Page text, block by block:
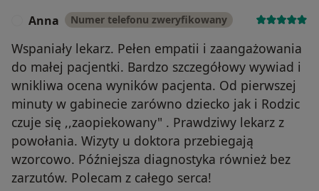
Anna Numer telefonu zweryfikowany
Wspaniały lekarz. Pełen empatii i zaangażowania
do małej pacjentki. Bardzo szczegółowy wywiad i
wnikliwa ocena wyników pacjenta. Od pierwszej
minuty w gabinecie zarówno dziecko jak i Rodzic
czuje się ,,zaopiekowany" . Prawdziwy lekarz z
powołania. Wizyty u doktora przebiegają
wzorcowo. Późniejsza diagnostyka również bez
zarzutów. Polecam z całego serca!